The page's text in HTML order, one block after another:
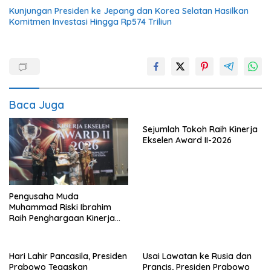
Kunjungan Presiden ke Jepang dan Korea Selatan Hasilkan
Komitmen Investasi Hingga Rp574 Triliun
Baca Juga
Pengusaha Muda
Muhammad Riski Ibrahim
Raih Penghargaan Kinerja
Sejumlah Tokoh Raih Kinerja
Ekselen Award II-2026
Hari Lahir Pancasila, Presiden
Prabowo Tegaskan
Usai Lawatan ke Rusia dan
Prancis, Presiden Prabowo